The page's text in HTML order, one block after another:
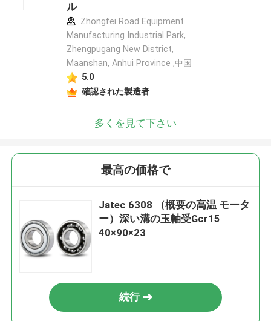
ル
Zhongfei Road Equipment
Manufacturing Industrial Park,
Zhengpugang New District,
Maanshan, Anhui Province ,中国
5.0
確認された製造者
多くを見て下さい
最高の価格で
Jatec 6308 （概要の高温 モータ
ー）深い溝の玉軸受Gcr15
40×90×23
続行